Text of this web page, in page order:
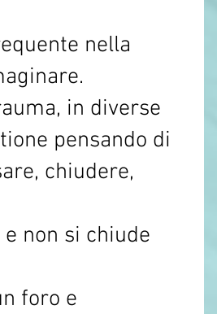
nella
in diverse
pensando di
chiudere,
non si chiude
foro e